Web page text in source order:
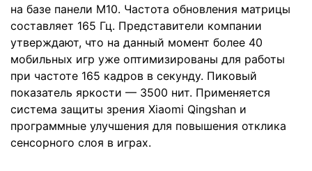
на базе панели M10. Частота обновления матрицы
составляет 165 Гц. Представители компании
утверждают, что на данный момент более 40
мобильных игр уже оптимизированы для работы
при частоте 165 кадров в секунду. Пиковый
показатель яркости — 3500 нит. Применяется
система защиты зрения Xiaomi Qingshan и
программные улучшения для повышения отклика
сенсорного слоя в играх.